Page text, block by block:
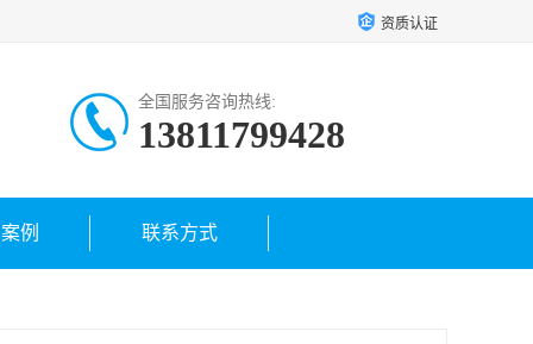
资质认证
全国服务咨询热线:
13811799428
例 联系方式